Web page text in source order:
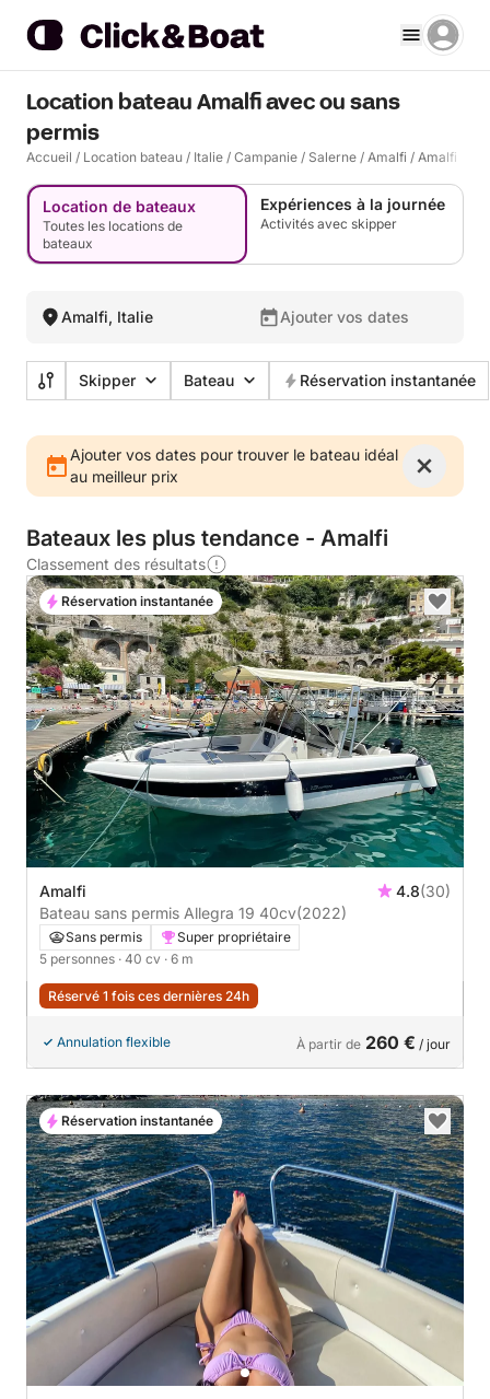
Location bateau Amalfi avec ou sans
permis
Accueil / Location bateau / Italie / Campanie / Salerne / Amalfi / Amalfi
Location de bateaux
Toutes les locations de
bateaux
Expériences à la journée
Activités avec skipper
Amalfi, Italie Ajouter vos dates
Skipper Bateau Réservation instantanée
Ajouter vos dates pour trouver le bateau idéal
au meilleur prix
Bateaux les plus tendance - Amalfi
Classement des résultats
Amalfi 4.8(30)
Bateau sans permis Allegra 19 40cv(2022)
Sans permis
Super propriétaire
5 personnes · 40 cv · 6 m
Réservé 1 fois ces dernières 24h
Annulation flexible À partir de 260 € / jour
Réservation instantanée
Réservation instantanée